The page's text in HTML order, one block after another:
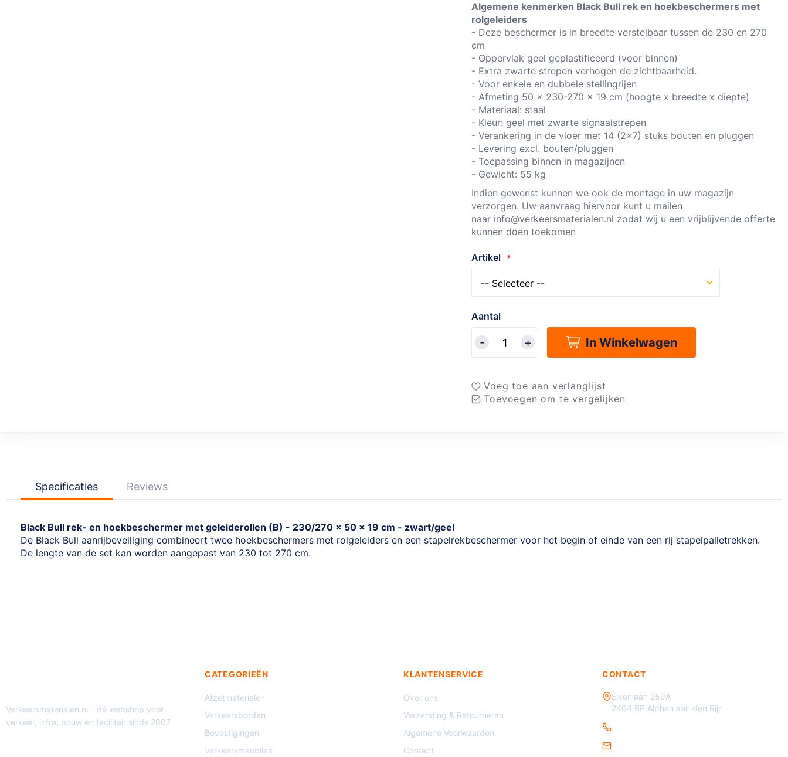
Algemene kenmerken Black Bull rek en hoekbeschermers met
rolgeleiders
- Deze beschermer is in breedte verstelbaar tussen de 230 en 270
cm
- Oppervlak geel geplastificeerd (voor binnen)
- Extra zwarte strepen verhogen de zichtbaarheid.
- Voor enkele en dubbele stellingrijen
- Afmeting 50 x 230-270 x 19 cm (hoogte x breedte x diepte)
- Materiaal: staal
- Kleur: geel met zwarte signaalstrepen
- Verankering in de vloer met 14 (2x7) stuks bouten en pluggen
- Levering excl. bouten/pluggen
- Toepassing binnen in magazijnen
- Gewicht: 55 kg
Indien gewenst kunnen we ook de montage in uw magazijn
verzorgen. Uw aanvraag hiervoor kunt u mailen
naar info@verkeersmaterialen.nl zodat wij u een vrijblijvende offerte
kunnen doen toekomen
Artikel
Aantal
In Winkelwagen
Voeg toe aan verlanglijst
Toevoegen om te vergelijken
Specificaties Reviews
Black Bull rek- en hoekbeschermer met geleiderollen (B) - 230/270 x 50 x 19 cm - zwart/geel
De Black Bull aanrijbeveiliging combineert twee hoekbeschermers met rolgeleiders en een stapelrekbeschermer voor het begin of einde van een rij stapelpalletrekken.
De lengte van de set kan worden aangepast van 230 tot 270 cm.
Verkeersmaterialen.nl – dé webshop voor
verkeer, infra, bouw en facilitair sinds 2007
CATEGORIEËN
Afzetmaterialen
Verkeersborden
Bevestigingen
Verkeersmeubilair
KLANTENSERVICE
Over ons
Verzending & Retourneren
Algemene Voorwaarden
Contact
CONTACT
Eikenlaan 259A
2404 BP Alphen aan den Rijn